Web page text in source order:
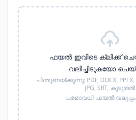
ഫയൽ ഇവിടെ ക്ലിക്ക്
വലിച്ചിടുകയോ
പിന്തുണയ്ക്കുന്നു: PDF, DOCX,
JPG, SRT, കൂടുതൽ
പരമാവധി ഫയൽ വലുപ്പം